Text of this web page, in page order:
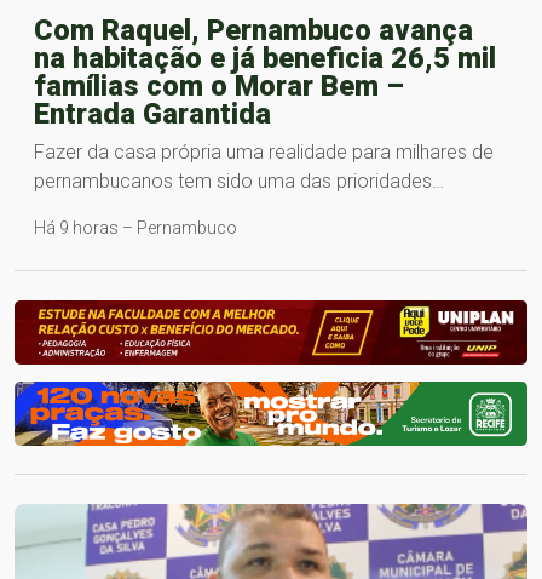
Com Raquel, Pernambuco avança
na habitação e já beneficia 26,5 mil
famílias com o Morar Bem –
Entrada Garantida
Fazer da casa própria uma realidade para milhares de
pernambucanos tem sido uma das prioridades…
Há 9 horas – Pernambuco